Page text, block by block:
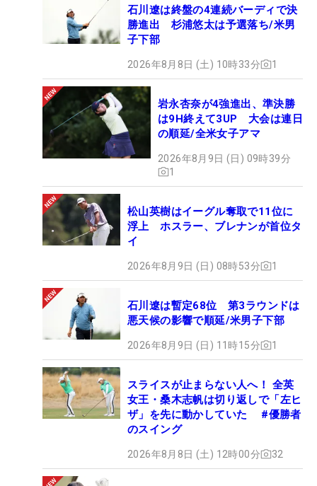
石川遼は終盤の4連続バーディで決
勝進出 杉浦悠太は予選落ち/米男
子下部
2026年8月8日 (土) 10時33分 1
岩永杏奈が4強進出、準決勝
は9H終えて3UP 大会は連日
の順延/全米女子アマ
2026年8月9日 (日) 09時39分
1
松山英樹はイーグル奪取で11位に
浮上 ホスラー、ブレナンが首位タ
イ
2026年8月9日 (日) 08時53分 1
石川遼は暫定68位 第3ラウンドは
悪天候の影響で順延/米男子下部
2026年8月9日 (日) 11時15分 1
スライスが止まらない人へ！ 全英
女王・桑木志帆は切り返しで「左ヒ
ザ」を先に動かしていた #優勝者
のスイング
2026年8月8日 (土) 12時00分 32